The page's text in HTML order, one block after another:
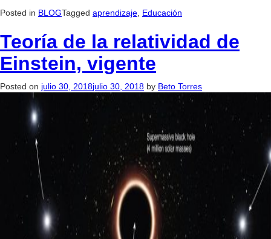
Posted in BLOGTagged aprendizaje Educación
Teoría de la relatividad de
Einstein, vigente
Posted on julio 30, 2018julio 30, 2018 by Beto Torres